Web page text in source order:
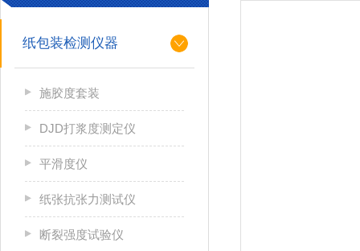
纸包装检测仪器
施胶度套装
DJD打浆度测定仪
平滑度仪
纸张抗张力测试仪
断裂强度试验仪